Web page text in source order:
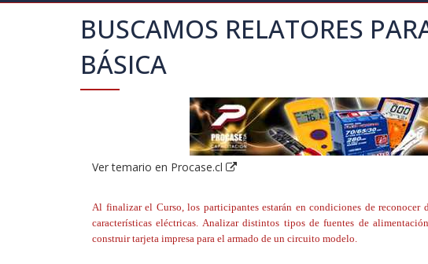
BUSCAMOS RELATORES
BÁSICA
Ver temario en Procase.cl
Al finalizar el Curso, los participantes estarán en condiciones de
características eléctricas. Analizar distintos tipos de fuentes de
construir tarjeta impresa para el armado de un circuito modelo.